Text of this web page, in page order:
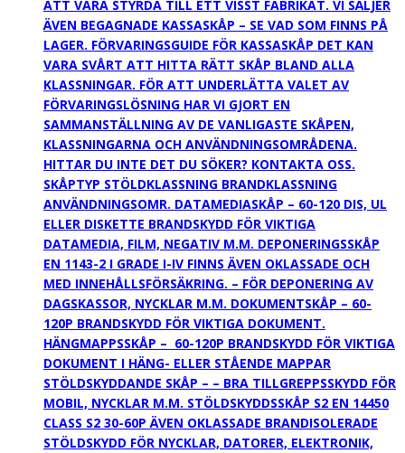
ATT VARA STYRDA TILL ETT VISST FABRIKAT. VI SÄLJER
ÄVEN BEGAGNADE KASSASKÅP – SE VAD SOM FINNS PÅ
LAGER. FÖRVARINGSGUIDE FÖR KASSASKÅP DET KAN
VARA SVÅRT ATT HITTA RÄTT SKÅP BLAND ALLA
KLASSNINGAR. FÖR ATT UNDERLÄTTA VALET AV
FÖRVARINGSLÖSNING HAR VI GJORT EN
SAMMANSTÄLLNING AV DE VANLIGASTE SKÅPEN,
KLASSNINGARNA OCH ANVÄNDNINGSOMRÅDENA.
HITTAR DU INTE DET DU SÖKER? KONTAKTA OSS.
SKÅPTYP STÖLDKLASSNING BRANDKLASSNING
ANVÄNDNINGSOMR. DATAMEDIASKÅP – 60-120 DIS, UL
ELLER DISKETTE BRANDSKYDD FÖR VIKTIGA
DATAMEDIA, FILM, NEGATIV M.M. DEPONERINGSSKÅP
EN 1143-2 I GRADE I-IV FINNS ÄVEN OKLASSADE OCH
MED INNEHÅLLSFÖRSÄKRING. – FÖR DEPONERING AV
DAGSKASSOR, NYCKLAR M.M. DOKUMENTSKÅP – 60-
120P BRANDSKYDD FÖR VIKTIGA DOKUMENT.
HÄNGMAPPSSKÅP – 60-120P BRANDSKYDD FÖR VIKTIGA
DOKUMENT I HÄNG- ELLER STÅENDE MAPPAR
STÖLDSKYDDANDE SKÅP – – BRA TILLGREPPSSKYDD FÖR
MOBIL, NYCKLAR M.M. STÖLDSKYDDSSKÅP S2 EN 14450
CLASS S2 30-60P ÄVEN OKLASSADE BRANDISOLERADE
STÖLDSKYDD FÖR NYCKLAR, DATORER, ELEKTRONIK,